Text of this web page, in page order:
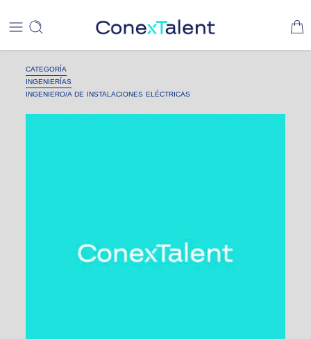
CATEGORÍA
INGENIERÍAS
INGENIERO/A DE INSTALACIONES ELÉCTRICAS